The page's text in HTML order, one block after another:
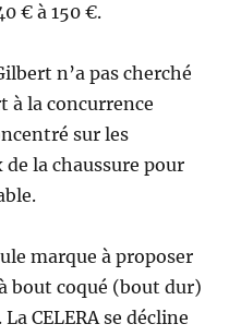
€ à 150 €.
n’a pas cherché
à la concurrence
sur les
la chaussure pour
marque à proposer
bout coqué (bout dur)
CELERA se décline